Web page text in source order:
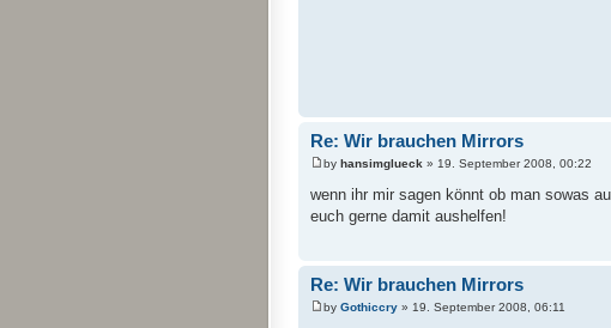
Re: Wir brauchen Mirrors
by hansimglueck » 19. September 2008, 00:22
wenn ihr mir sagen könnt ob man sowas
euch gerne damit aushelfen!
Re: Wir brauchen Mirrors
by Gothiccry » 19. September 2008, 06:11